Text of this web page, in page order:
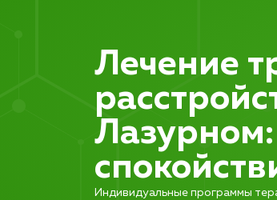
Лечение
Лазурном:
Индивидуальные программы